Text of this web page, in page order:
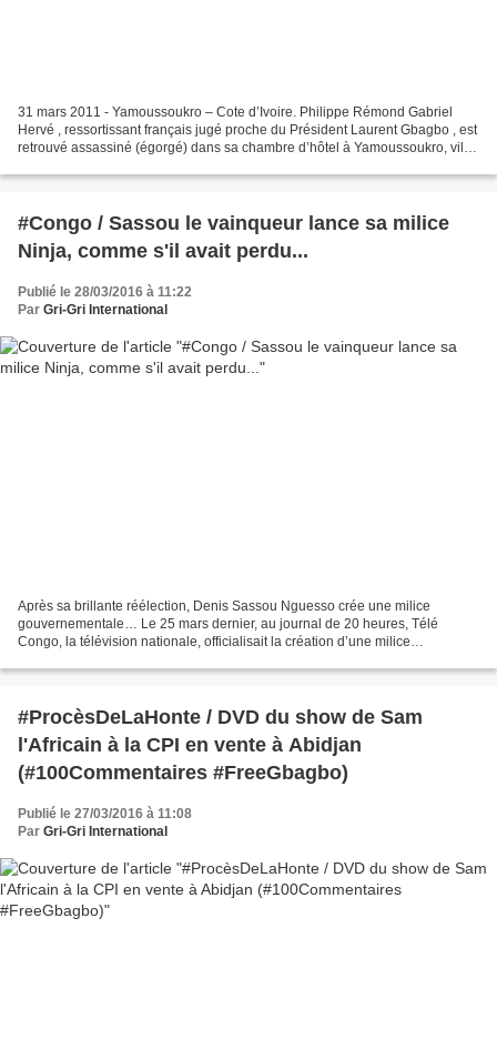
31 mars 2011 - Yamoussoukro – Cote d’Ivoire. Philippe Rémond Gabriel
Hervé , ressortissant français jugé proche du Président Laurent Gbagbo , est
retrouvé assassiné (égorgé) dans sa chambre d’hôtel à Yamoussoukro, ville
#Congo / Sassou le vainqueur lance sa milice
Ninja, comme s'il avait perdu...
Publié le 28/03/2016 à 11:22
Par Gri-Gri International
Après sa brillante réélection, Denis Sassou Nguesso crée une milice
gouvernementale… Le 25 mars dernier, au journal de 20 heures, Télé
Congo, la télévision nationale, officialisait la création d’une milice
#ProcèsDeLaHonte / DVD du show de Sam
l'Africain à la CPI en vente à Abidjan
(#100Commentaires #FreeGbagbo)
Publié le 27/03/2016 à 11:08
Par Gri-Gri International